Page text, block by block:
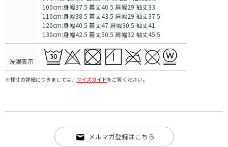
100cm:身幅37.5 着丈40.5 肩幅29 袖丈33
110cm:身幅38.5 着丈43.5 肩幅29 袖丈37.5
120cm:身幅40.5 着丈47 肩幅30.5 袖丈41
130cm:身幅42.5 着丈50.5 肩幅32 袖丈45.5
洗濯表示
※採寸の詳細につきましては、 サイズガイドをご覧ください。
メルマガ登録はこちら